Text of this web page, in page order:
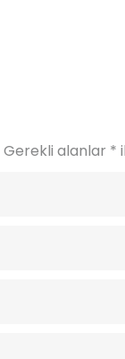
Gerekli alanlar *